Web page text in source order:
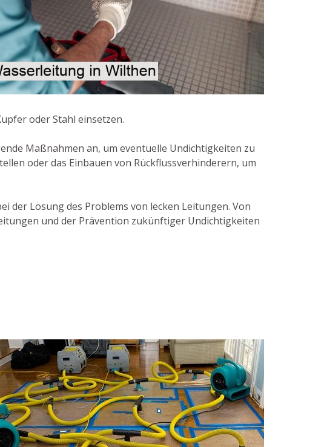
oder Stahl einsetzen.
Maßnahmen an, um eventuelle Undichtigkeiten zu
oder das Einbauen von Rückflussverhinderern, um
Lösung des Problems von lecken Leitungen. Von
und der Prävention zukünftiger Undichtigkeiten